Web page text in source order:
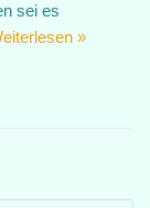
sei es
»